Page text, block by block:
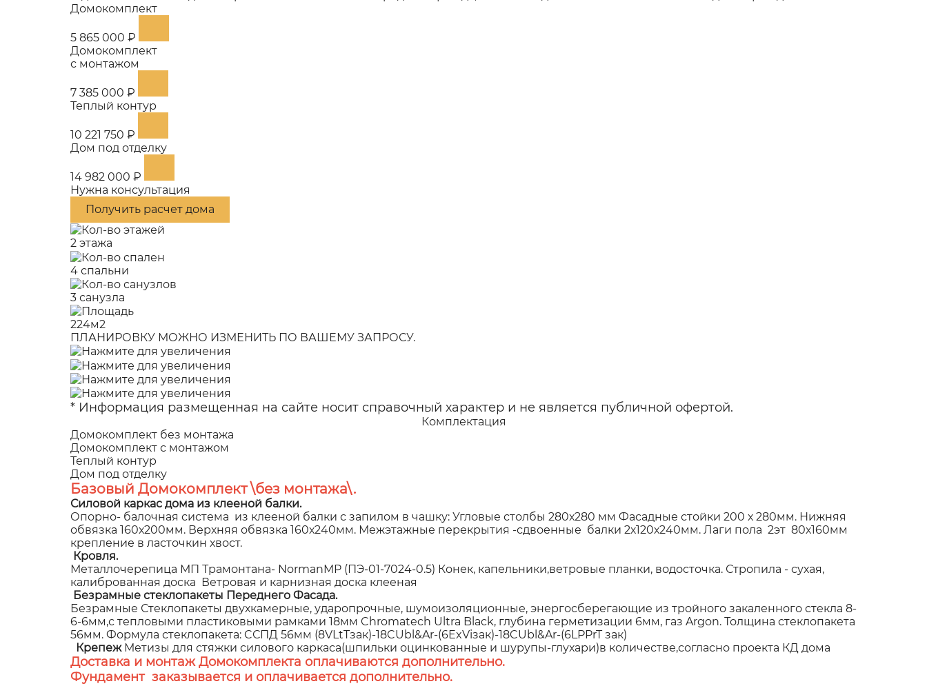
Домокомплект
5 865 000 ₽
Домокомплект
с монтажом
7 385 000 ₽
Теплый контур
10 221 750 ₽
Дом под отделку
14 982 000 ₽
Нужна консультация
Получить расчет дома
2 этажа
4 спальни
3 санузла
224м2
ПЛАНИРОВКУ МОЖНО ИЗМЕНИТЬ ПО ВАШЕМУ ЗАПРОСУ.
* Информация размещенная на сайте носит справочный характер и не является публичной офертой.
Комплектация
Домокомплект без монтажа
Домокомплект с монтажом
Теплый контур
Дом под отделку
Базовый Домокомплект \без монтажа\.
Силовой каркас дома из клееной балки.
Опорно- балочная система из клееной балки с запилом в чашку: Угловые столбы 280х280 мм Фасадные стойки 200 х 280мм. Нижняя
обвязка 160х200мм. Верхняя обвязка 160х240мм. Межэтажные перекрытия -сдвоенные балки 2х120х240мм. Лаги пола 2эт 80х160мм
крепление в ласточкин хвост.
Кровля.
Металлочерепица МП Трамонтана- NormanMP (ПЭ-01-7024-0.5) Конек, капельники,ветровые планки, водосточка. Стропила - сухая,
калиброванная доска Ветровая и карнизная доска клееная
Безрамные стеклопакеты Переднего Фасада.
Безрамные Стеклопакеты двухкамерные, ударопрочные, шумоизоляционные, энергосберегающие из тройного закаленного стекла 8-
6-6мм,с тепловыми пластиковыми рамками 18мм Chromatech Ultra Black, глубина герметизации 6мм, газ Argon. Толщина стеклопакета
56мм. Формула стеклопакета: CСПД 56мм (8VLtTзак)-18CUbl&Ar-(6ExViзак)-18CUbl&Ar-(6LPPrT зак)
Крепеж Метизы для стяжки силового каркаса(шпильки оцинкованные и шурупы-глухари)в количестве,согласно проекта КД дома
Доставка и монтаж Домокомплекта оплачиваются дополнительно.
Фундамент заказывается и оплачивается дополнительно.